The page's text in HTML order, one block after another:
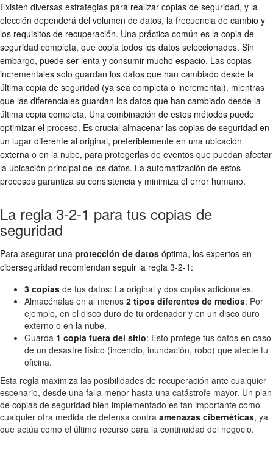
Existen diversas estrategias para realizar copias de seguridad, y la
elección dependerá del volumen de datos, la frecuencia de cambio y
los requisitos de recuperación. Una práctica común es la copia de
seguridad completa, que copia todos los datos seleccionados. Sin
embargo, puede ser lenta y consumir mucho espacio. Las copias
incrementales solo guardan los datos que han cambiado desde la
última copia de seguridad (ya sea completa o incremental), mientras
que las diferenciales guardan los datos que han cambiado desde la
última copia completa. Una combinación de estos métodos puede
optimizar el proceso. Es crucial almacenar las copias de seguridad en
un lugar diferente al original, preferiblemente en una ubicación
externa o en la nube, para protegerlas de eventos que puedan afectar
la ubicación principal de los datos. La automatización de estos
procesos garantiza su consistencia y minimiza el error humano.
La regla 3-2-1 para tus copias de
seguridad
Para asegurar una protección de datos óptima, los expertos en
ciberseguridad recomiendan seguir la regla 3-2-1:
3 copias de tus datos: La original y dos copias adicionales.
Almacénalas en al menos 2 tipos diferentes de medios: Por
ejemplo, en el disco duro de tu ordenador y en un disco duro
externo o en la nube.
Guarda 1 copia fuera del sitio: Esto protege tus datos en caso
de un desastre físico (incendio, inundación, robo) que afecte tu
oficina.
Esta regla maximiza las posibilidades de recuperación ante cualquier
escenario, desde una falla menor hasta una catástrofe mayor. Un plan
de copias de seguridad bien implementado es tan importante como
cualquier otra medida de defensa contra amenazas cibernéticas, ya
que actúa como el último recurso para la continuidad del negocio.